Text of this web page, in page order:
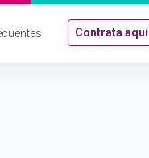
Contrata aquí